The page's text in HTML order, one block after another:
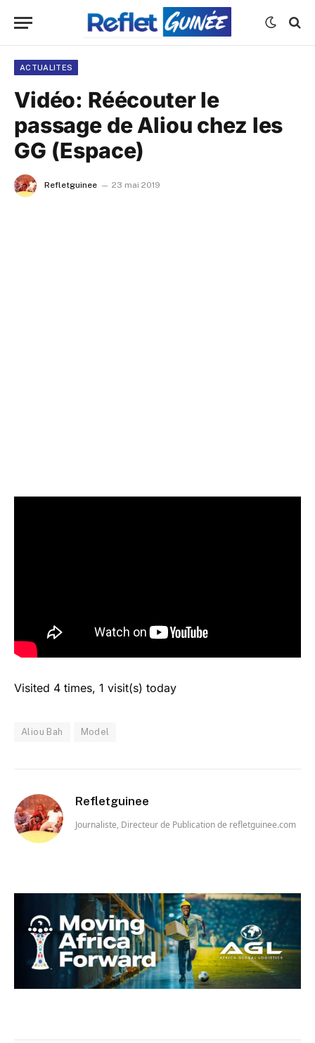
ACTUALITES
Vidéo: Réécouter le
passage de Aliou chez les
GG (Espace)
Refletguinee 23 mai 2019
Visited 4 times, 1 visit(s) today
Aliou Bah Model
Refletguinee
Journaliste, Directeur de Publication de refletguinee.com